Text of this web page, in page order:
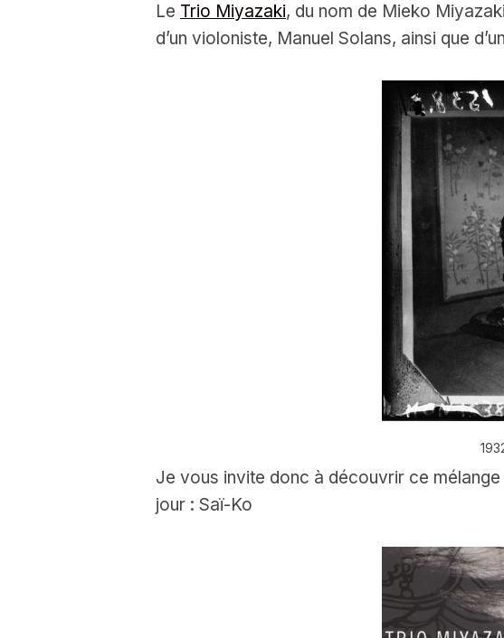
Le Trio Miyazaki, du nom de Mieko
d’un violoniste, Manuel Solans, ainsi que
Je vous invite donc à découvrir ce mélange
jour : Saï-Ko